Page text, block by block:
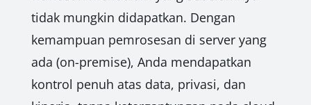
tidak mungkin didapatkan. Dengan
kemampuan pemrosesan di server yang
ada (on-premise), Anda mendapatkan
kontrol penuh atas data, privasi, dan